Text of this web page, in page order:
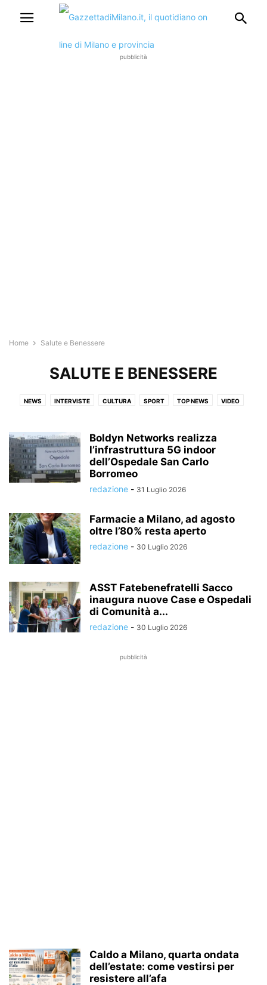
pubblicità
Home Salute e Benessere
SALUTE E BENESSERE
NEWS INTERVISTE CULTURA SPORT TOP NEWS VIDEO
PUBBLICITÀ LEGALE - AVVISIBoldyn Networks realizza
l’infrastruttura 5G indoor
dell’Ospedale San Carlo
Borromeo
redazione - 31 Luglio 2026
Farmacie a Milano, ad agosto
oltre l’80% resta aperto
redazione - 30 Luglio 2026
ASST Fatebenefratelli Sacco
inaugura nuove Case e Ospedali
di Comunità a...
redazione - 30 Luglio 2026
pubblicità
Caldo a Milano, quarta ondata
dell’estate: come vestirsi per
resistere all’afa